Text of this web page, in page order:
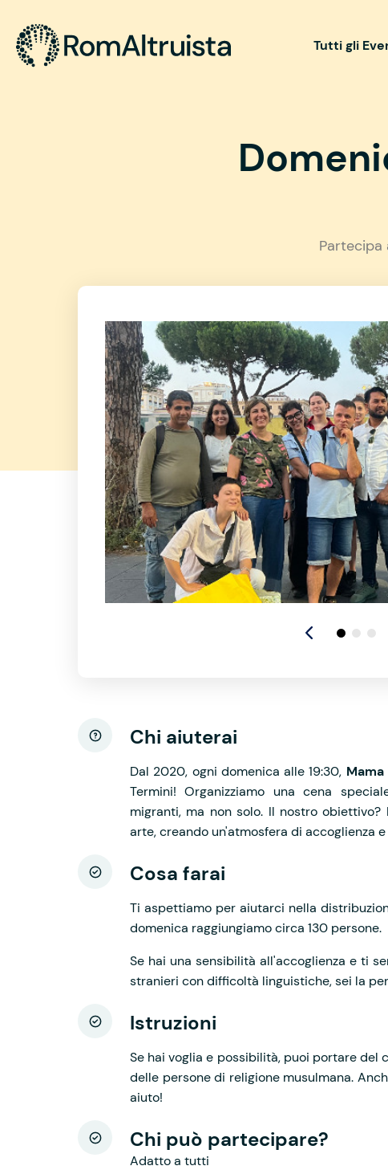
Tutti gli
Chi aiuterai
Dal 2020, ogni domenica alle 19:30,
Termini! Organizziamo una cena
migranti, ma non solo. Il nostro
arte, creando un'atmosfera di accoglienza
Cosa farai
Ti aspettiamo per aiutarci nella
domenica raggiungiamo circa 130 persone.
Se hai una sensibilità all'accoglienza e ti
stranieri con difficoltà linguistiche, sei la
Istruzioni
Se hai voglia e possibilità, puoi portare
delle persone di religione musulmana.
aiuto!
Chi può partecipare?
Adatto a tutti